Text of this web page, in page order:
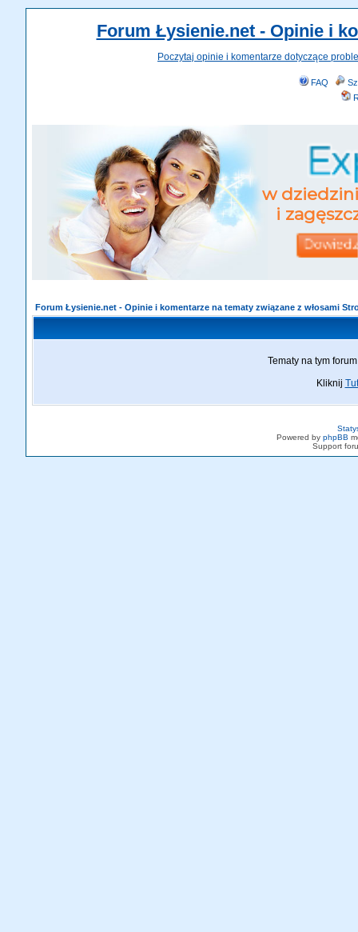
Forum Łysienie.net - Opinie i
Poczytaj opinie i komentarze dotyczące
FAQ
Forum Łysienie.net - Opinie i komentarze na tematy związane z włosami
Tematy na tym
Kliknij
Powered by phpBB
Support